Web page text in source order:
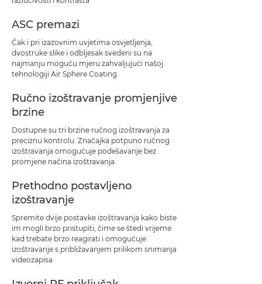
ASC premazi
Čak i pri izazovnim uvjetima osvjetljenja,
dvostruke slike i odbljesak svedeni su na
najmanju moguću mjeru zahvaljujući našoj
tehnologiji Air Sphere Coating
Ručno izoštravanje promjenjive
brzine
Dostupne su tri brzine ručnog izoštravanja za
preciznu kontrolu. Značajka potpuno ručnog
izoštravanja omogućuje podešavanje bez
promjene načina izoštravanja
Prethodno postavljeno
izoštravanje
Spremite dvije postavke izoštravanja kako biste
im mogli brzo pristupiti, čime se štedi vrijeme
kad trebate brzo reagirati i omogućuje
izoštravanje s približavanjem prilikom snimanja
videozapisa